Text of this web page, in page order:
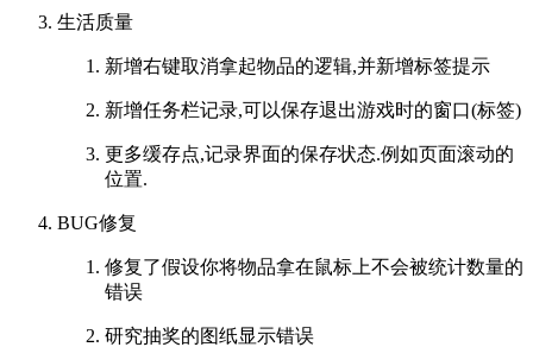
生活质量
新增右键取消拿起物品的逻辑,并新增标签提示
新增任务栏记录,可以保存退出游戏时的窗口(标签)
更多缓存点,记录界面的保存状态.例如页面滚动的
位置.
BUG修复
修复了假设你将物品拿在鼠标上不会被统计数量的
错误
研究抽奖的图纸显示错误